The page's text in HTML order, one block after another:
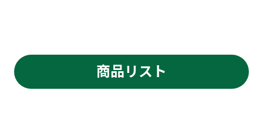
商品リスト